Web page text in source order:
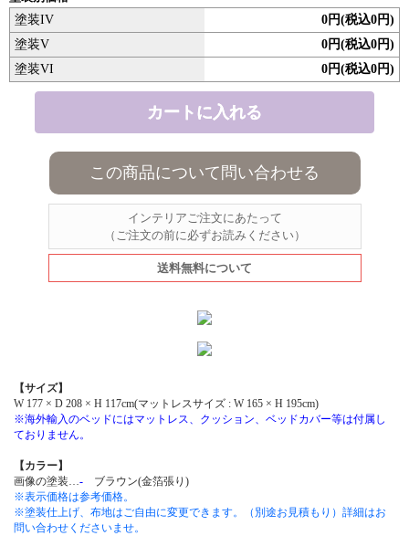
塗装IV
0円(税込0円)
塗装V
0円(税込0円)
塗装VI
0円(税込0円)
この商品について問い合わせる
インテリアご注文にあたって
（ご注文の前に必ずお読みください）
送料無料について
【サイズ】
W 177 × D 208 × H 117cm(マットレスサイズ : W 165 × H 195cm)
※海外輸入のベッドにはマットレス、クッション、ベッドカバー等は付属し
ておりません。
【カラー】
画像の塗装…- ブラウン(金箔張り)
※表示価格は参考価格。
※塗装仕上げ、布地はご自由に変更できます。（別途お見積もり）詳細はお
問い合わせくださいませ。